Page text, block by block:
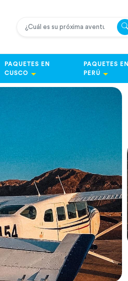
PAQUETES EN
CUSCO
PAQUETES EN
PERÚ